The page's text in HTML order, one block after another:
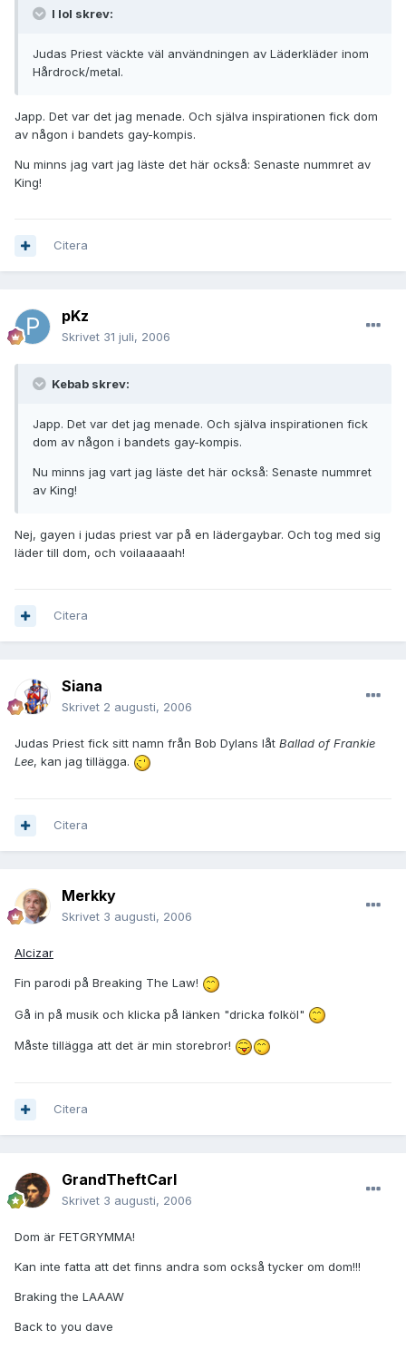
I lol skrev:
Judas Priest väckte väl användningen av Läderkläder inom
Hårdrock/metal.
Japp. Det var det jag menade. Och själva inspirationen fick dom
av någon i bandets gay-kompis.
Nu minns jag vart jag läste det här också: Senaste nummret av
King!
Citera
pKz
Skrivet 31 juli, 2006
Kebab skrev:
Japp. Det var det jag menade. Och själva inspirationen fick
dom av någon i bandets gay-kompis.
Nu minns jag vart jag läste det här också: Senaste nummret
av King!
Nej, gayen i judas priest var på en lädergaybar. Och tog med sig
läder till dom, och voilaaaaah!
Citera
Siana
Skrivet 2 augusti, 2006
Judas Priest fick sitt namn från Bob Dylans låt Ballad of Frankie
Lee, kan jag tillägga.
Citera
Merkky
Skrivet 3 augusti, 2006
Alcizar
Fin parodi på Breaking The Law!
Gå in på musik och klicka på länken "dricka folköl"
Måste tillägga att det är min storebror!
Citera
GrandTheftCarl
Skrivet 3 augusti, 2006
Dom är FETGRYMMA!
Kan inte fatta att det finns andra som också tycker om dom!!!
Braking the LAAAW
Back to you dave